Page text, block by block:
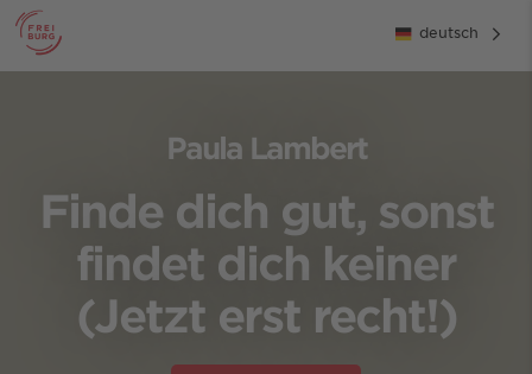
deutsch
Paula Lambert
Finde dich gut, sonst
findet dich keiner
(Jetzt erst recht!)